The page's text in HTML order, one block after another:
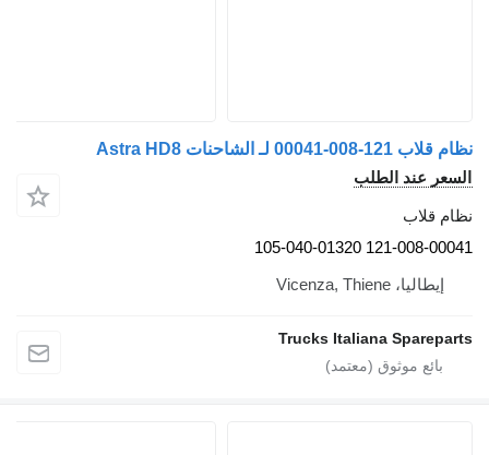
نظام قلاب 121-008-00041 لـ الشاحنات Astra HD8
السعر عند الطلب
نظام قلاب
121-008-00041 105-040-01320
إيطاليا، Vicenza, Thiene
Trucks Italiana Spareparts